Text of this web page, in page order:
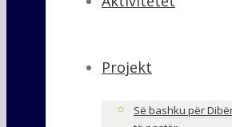
Projekt
Së bashku për